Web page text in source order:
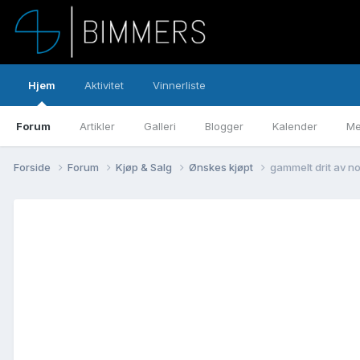
Hjem
Forum Artikler Galleri Blogger Kalender
Aktivitet Vinnerliste
Forside Forum Kjøp & Salg Ønskes kjøpt gammelt drit av